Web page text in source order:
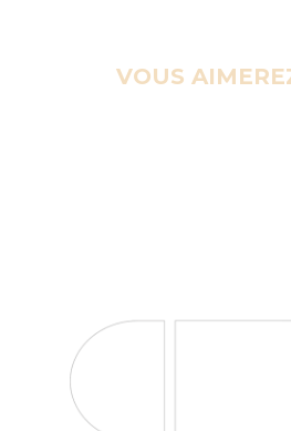
VOUS